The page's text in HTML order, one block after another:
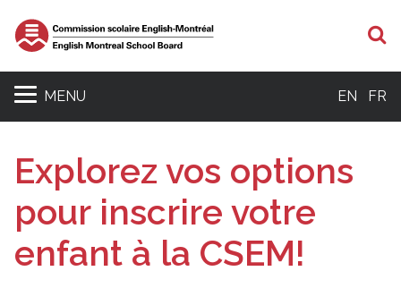
MENU EN FR
Explorez vos options
pour inscrire votre
enfant à la CSEM!